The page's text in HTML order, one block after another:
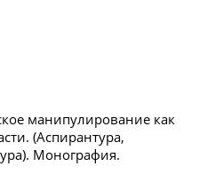
манипулирование как
(Аспирантура,
Монография.